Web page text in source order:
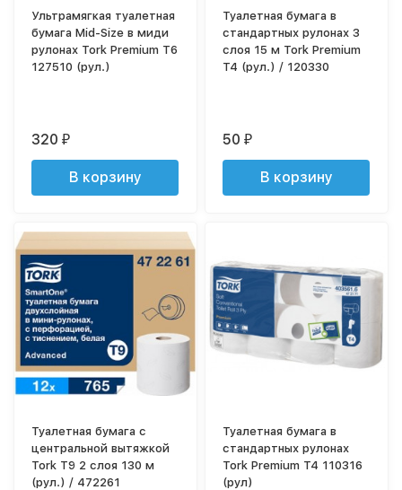
Ультрамягкая туалетная
бумага Mid-Size в миди
рулонах Tork Premium T6
127510 (рул.)
320₽
В корзину
Туалетная бумага в
стандартных рулонах 3
слоя 15 м Tork Premium
T4 (рул.) / 120330
50₽
В корзину
Туалетная бумага с
центральной вытяжкой
Tork T9 2 слоя 130 м
(рул.) / 472261
Туалетная бумага в
стандартных рулонах
Tork Premium T4 110316
(рул)